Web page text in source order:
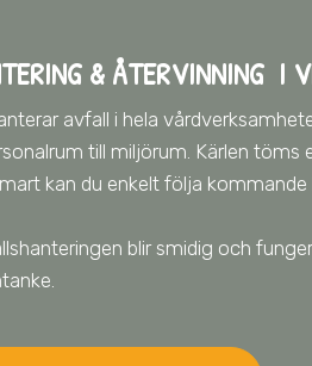
& ÅTERVINNING I
avfall i hela
till miljörum. Kärlen töms
kan du enkelt följa kommande
blir smidig och